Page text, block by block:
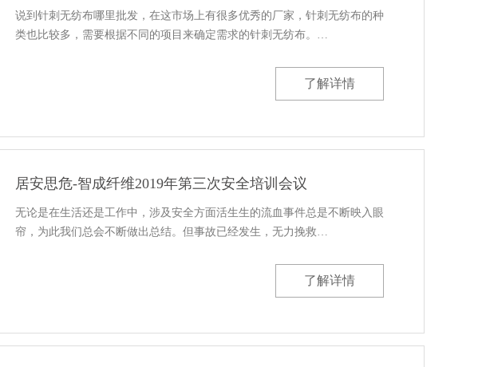
说到针刺无纺布哪里批发，在这市场上有很多优秀的厂家，针刺无纺布的种
类也比较多，需要根据不同的项目来确定需求的针刺无纺布。…
了解详情
居安思危-智成纤维2019年第三次安全培训会议
无论是在生活还是工作中，涉及安全方面活生生的流血事件总是不断映入眼
帘，为此我们总会不断做出总结。但事故已经发生，无力挽救…
了解详情